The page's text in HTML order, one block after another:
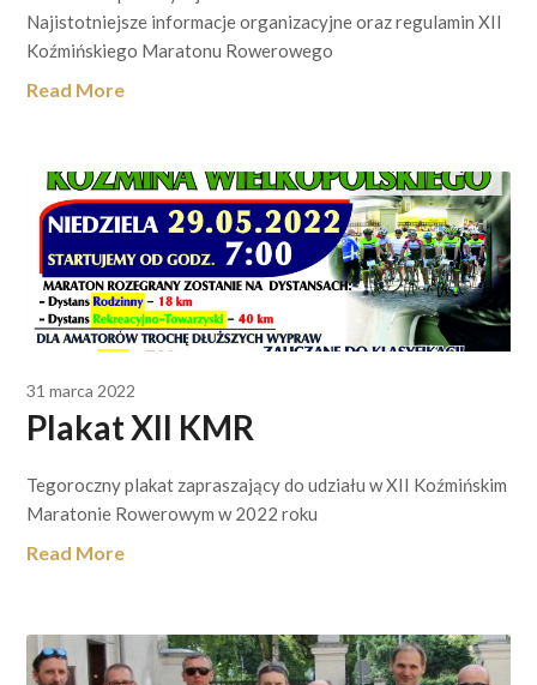
Najistotniejsze informacje organizacyjne oraz regulamin XII
Koźmińskiego Maratonu Rowerowego
Read More
31 marca 2022
Plakat XII KMR
Tegoroczny plakat zapraszający do udziału w XII Koźmińskim
Maratonie Rowerowym w 2022 roku
Read More